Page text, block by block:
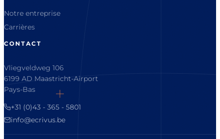
Notre entreprise
Carrières
CONTACT
Vliegveldweg 106
6199 AD Maastricht-Airport
Pays-Bas
+31 (0)43 - 365 - 5801
info@ecrivus.be